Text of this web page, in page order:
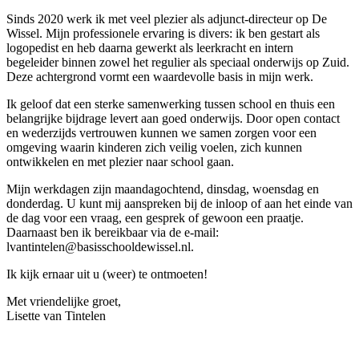
Sinds 2020 werk ik met veel plezier als adjunct-directeur op De
Wissel. Mijn professionele ervaring is divers: ik ben gestart als
logopedist en heb daarna gewerkt als leerkracht en intern
begeleider binnen zowel het regulier als speciaal onderwijs op Zuid.
Deze achtergrond vormt een waardevolle basis in mijn werk.
Ik geloof dat een sterke samenwerking tussen school en thuis een
belangrijke bijdrage levert aan goed onderwijs. Door open contact
en wederzijds vertrouwen kunnen we samen zorgen voor een
omgeving waarin kinderen zich veilig voelen, zich kunnen
ontwikkelen en met plezier naar school gaan.
Mijn werkdagen zijn maandagochtend, dinsdag, woensdag en
donderdag. U kunt mij aanspreken bij de inloop of aan het einde van
de dag voor een vraag, een gesprek of gewoon een praatje.
Daarnaast ben ik bereikbaar via de e-mail:
lvantintelen@basisschooldewissel.nl.
Ik kijk ernaar uit u (weer) te ontmoeten!
Met vriendelijke groet,
Lisette van Tintelen